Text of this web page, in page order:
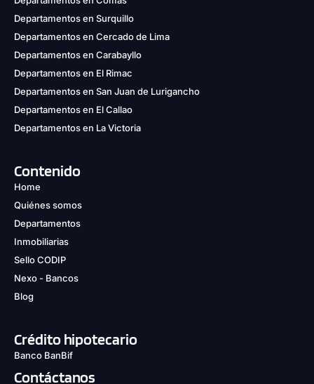
Departamentos en Surquillo
Departamentos en Cercado de Lima
Departamentos en Carabayllo
Departamentos en El Rimac
Departamentos en San Juan de Lurigancho
Departamentos en El Callao
Departamentos en La Victoria
Contenido
Home
Quiénes somos
Departamentos
Inmobiliarias
Sello CODIP
Nexo - Bancos
Blog
Crédito hipotecario
Banco BanBif
Contáctanos